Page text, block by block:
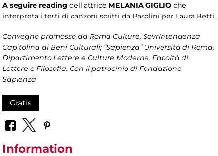
A seguire reading dell’attrice MELANIA GIGLIO che
interpreta i testi di canzoni scritti da Pasolini per Laura Betti.
Convegno promosso da Roma Culture, Sovrintendenza
Capitolina ai Beni Culturali; “Sapienza” Università di Roma,
Dipartimento Lettere e Culture Moderne, Facoltà di
Lettere e Filosofia. Con il patrocinio di Fondazione
Sapienza
Gratis
Information